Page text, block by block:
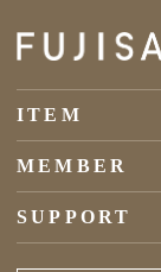
ITEM
MEMBER
SUPPORT